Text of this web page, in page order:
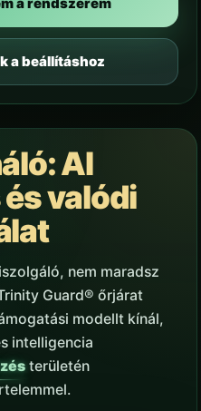
a beállításhoz
AI
valódi
nem maradsz
Guard® őrjárat
modellt kínál,
intelligencia
területén